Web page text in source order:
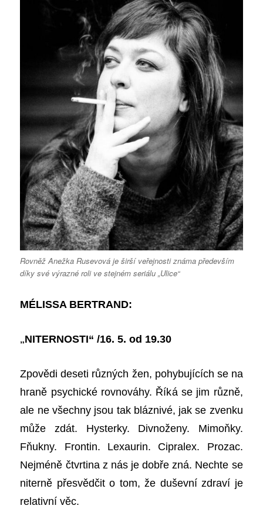
Rovněž Anežka Rusevová je širší veřejnosti známa především
díky své výrazné roli ve stejném seriálu „Ulice“
MÉLISSA BERTRAND:
„NITERNOSTI“ /16. 5. od 19.30
Zpovědi deseti různých žen, pohybujících se na
hraně psychické rovnováhy. Říká se jim různě,
ale ne všechny jsou tak bláznivé, jak se zvenku
může zdát. Hysterky. Divnoženy. Mimoňky.
Fňukny. Frontin. Lexaurin. Cipralex. Prozac.
Nejméně čtvrtina z nás je dobře zná. Nechte se
niterně přesvědčit o tom, že duševní zdraví je
relativní věc.